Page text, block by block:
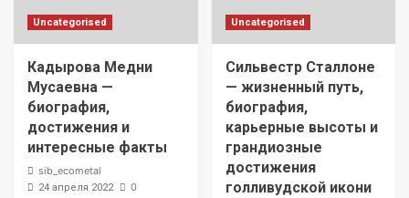
Uncategorised
Кадырова Медни
Мусаевна —
биография,
достижения и
интересные факты
sib_ecometal
24 апреля 2022 0
Uncategorised
Сильвестр Сталлоне
— жизненный путь,
биография,
карьерные высоты и
грандиозные
достижения
голливудской икони